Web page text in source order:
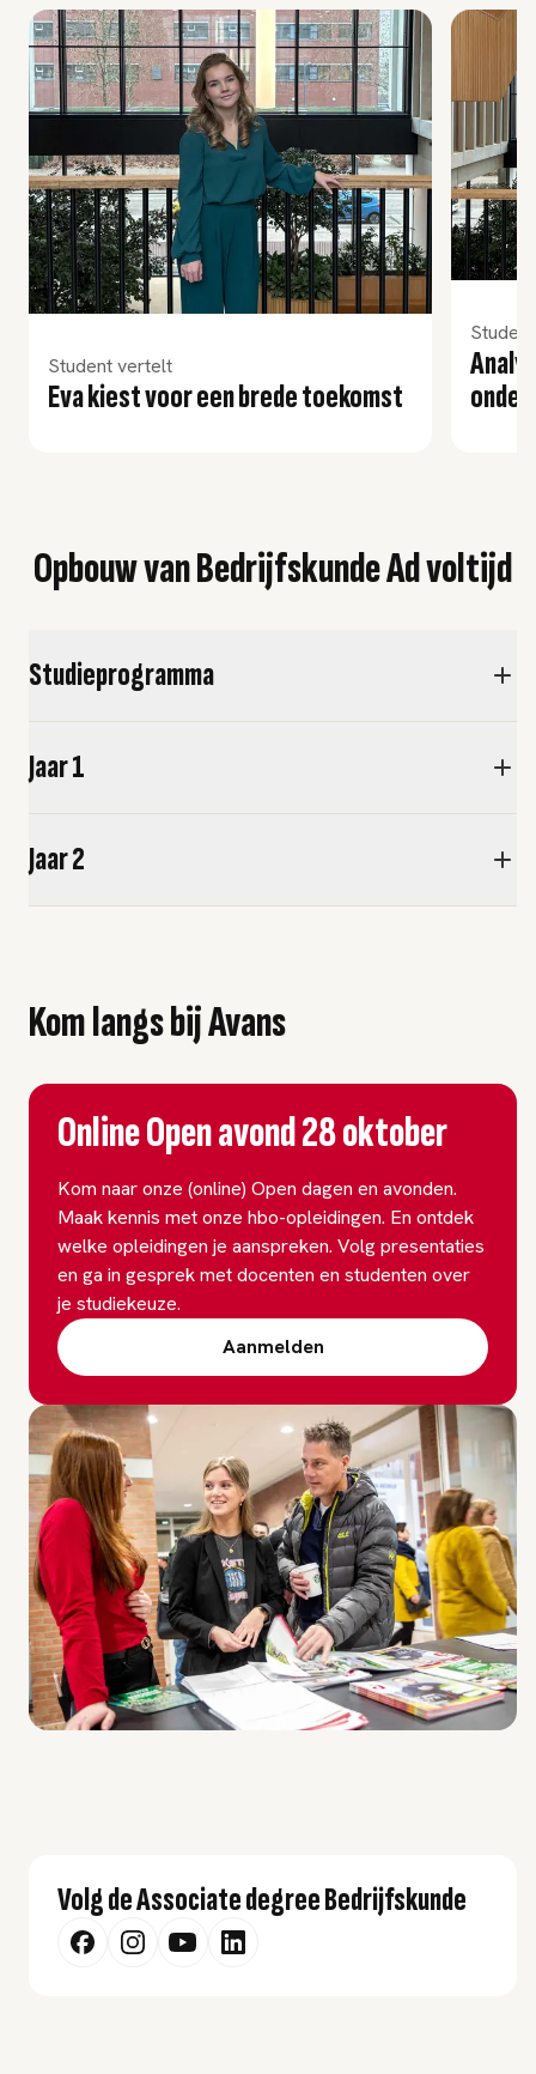
overslaan
Student vertelt
Eva kiest voor een brede toekomst
Opbouw van Bedrijfskunde Ad voltijd
Studieprogramma
Jaar 1
Jaar 2
Kom langs bij Avans
Online Open avond 28 oktober
Kom naar onze (online) Open dagen en avonden.
Maak kennis met onze hbo-opleidingen. En ontdek
welke opleidingen je aanspreken. Volg presentaties
en ga in gesprek met docenten en studenten over
je studiekeuze.
Aanmelden
Volg de Associate degree Bedrijfskunde